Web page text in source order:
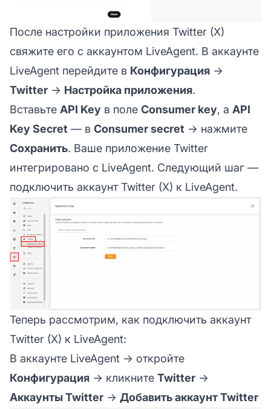
После настройки приложения Twitter (X)
свяжите его с аккаунтом LiveAgent. В аккаунте
LiveAgent перейдите в Конфигурация →
Twitter → Настройка приложения.
Вставьте API Key в поле Consumer key, а API
Key Secret — в Consumer secret → нажмите
Сохранить. Ваше приложение Twitter
интегрировано с LiveAgent. Следующий шаг —
подключить аккаунт Twitter (X) к LiveAgent.
Теперь рассмотрим, как подключить аккаунт
Twitter (X) к LiveAgent:
В аккаунте LiveAgent → откройте
Конфигурация → кликните Twitter →
Аккаунты Twitter → Добавить аккаунт Twitter